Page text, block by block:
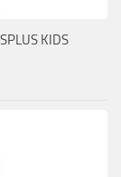
KIDS